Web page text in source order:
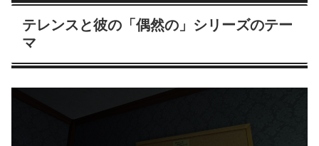
テレンスと彼の「偶然の」シリーズのテー
マ